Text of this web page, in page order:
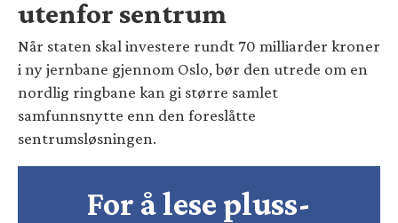
utenfor sentrum
Når staten skal investere rundt 70 milliarder kroner
i ny jernbane gjennom Oslo, bør den utrede om en
nordlig ringbane kan gi større samlet
samfunnsnytte enn den foreslåtte
sentrumsløsningen.
For å lese pluss-